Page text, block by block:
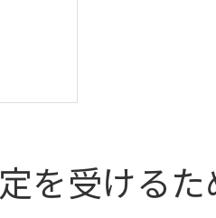
大化
を受ける